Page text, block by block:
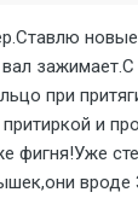
при
и
фигня!Уже
вроде